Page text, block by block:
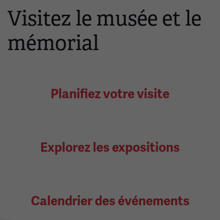
Visitez le musée et le
mémorial
Planifiez votre visite
Explorez les expositions
Calendrier des événements